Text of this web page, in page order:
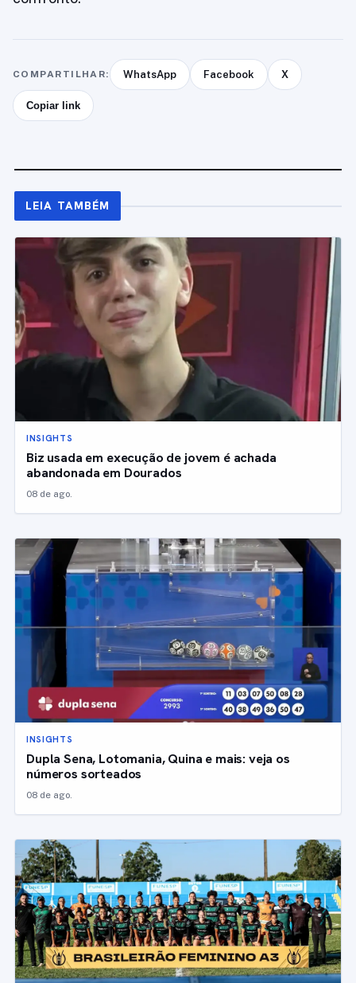
COMPARTILHAR: WhatsApp Facebook X
Copiar link
LEIA TAMBÉM
INSIGHTS
Biz usada em execução de jovem é achada
abandonada em Dourados
08 de ago.
INSIGHTS
Dupla Sena, Lotomania, Quina e mais: veja os
números sorteados
08 de ago.